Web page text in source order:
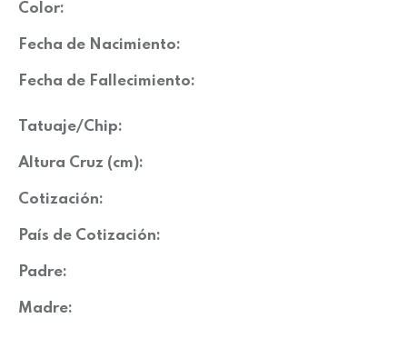
Color:
Fecha de Nacimiento:
Fecha de Fallecimiento:
Tatuaje/Chip:
Altura Cruz (cm):
Cotización:
País de Cotización:
Padre:
Madre: